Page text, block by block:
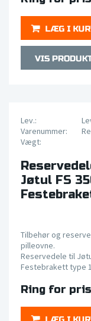
Lev.:
Varenummer:
Vægt:
Jøtul FS
Tilbehør og
pilleovne.
Reservedele til
Festebrakett type 1
Ring for